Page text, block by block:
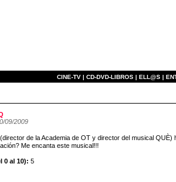
CINE-TV | CD-DVD-LIBROS | ELL@S |
09/2009
de la Academia de OT y director del musical
Me encanta este musical!!!
0 al 10): 5